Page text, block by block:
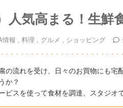
人気高まる！生鮮
情報 料理 グルメ ショッピング
の流れを受け、日々のお買物にも
か？
ビスを使って食材を調達、スタジオ